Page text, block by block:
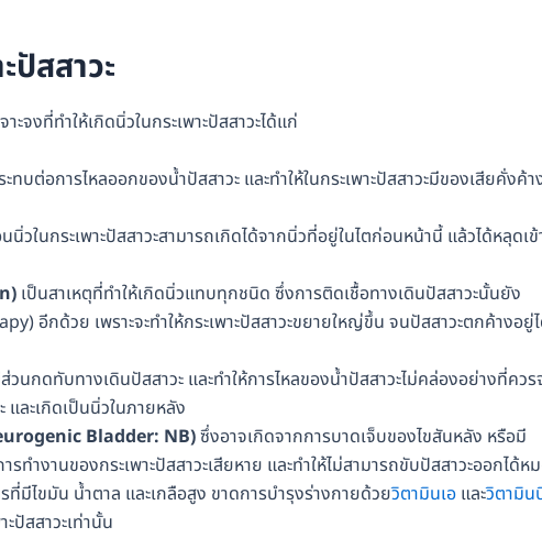
ปัสสาวะ
จงที่ทำให้เกิดนิ่วในกระเพาะปัสสาวะได้แก่
ทบต่อการไหลออกของน้ำปัสสาวะ และทำให้ในกระเพาะปัสสาวะมีของเสียคั่งค้า
วในกระเพาะปัสสาวะสามารถเกิดได้จากนิ่วที่อยู่ในไตก่อนหน้านี้ แล้วได้หลุดเข้
เป็นสาเหตุที่ทำให้เกิดนิ่วแทบทุกชนิด ซึ่งการติดเชื้อทางเดินปัสสาวะนั้นยัง
อีกด้วย เพราะจะทำให้กระเพาะปัสสาวะขยายใหญ่ขึ้น จนปัสสาวะตกค้างอยู่
วนกดทับทางเดินปัสสาวะ และทำให้การไหลของน้ำปัสสาวะไม่คล่องอย่างที่ควร
และเกิดเป็นนิ่วในภายหลัง
Bladder: NB)ซึ่งอาจเกิดจากการบาดเจ็บของไขสันหลัง หรือมี
ำงานของกระเพาะปัสสาวะเสียหาย และทำให้ไม่สามารถขับปัสสาวะออกได้ห
ที่มีไขมัน น้ำตาล และเกลือสูง ขาดการบำรุงร่างกายด้วยวิตามินเอ และวิตามิน
ปัสสาวะเท่านั้น